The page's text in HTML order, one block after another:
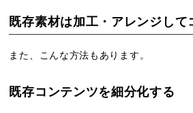
既存素材は加工・アレンジして
また、こんな方法もあります。
既存コンテンツを細分化する